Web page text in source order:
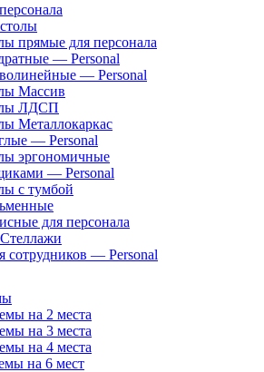
прямые для персонала
— Personal
— Personal
Массив
ЛДСП
Металлокаркас
— Personal
эргономичные
— Personal
с тумбой
для персонала
сотрудников — Personal
на 2 места
на 3 места
на 4 места
на 6 мест